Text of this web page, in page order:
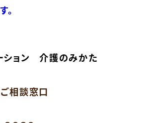
。
ション 介護のみかた
相談窓口